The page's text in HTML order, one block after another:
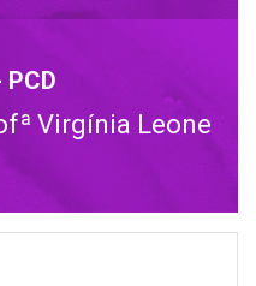
PCD
Virgínia Leone